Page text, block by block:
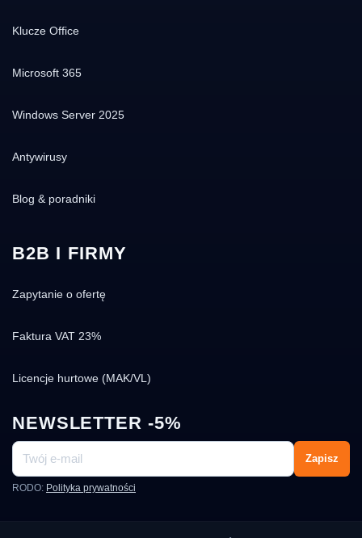
Klucze Office
Microsoft 365
Windows Server 2025
Antywirusy
Blog & poradniki
B2B I FIRMY
Zapytanie o ofertę
Faktura VAT 23%
Licencje hurtowe (MAK/VL)
NEWSLETTER -5%
Zapisz
RODO: Polityka prywatności